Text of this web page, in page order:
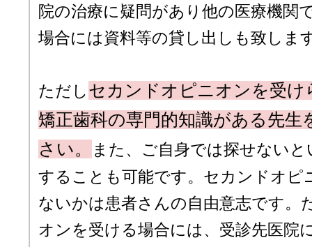
院の治療に疑問があり他の医療機関
場合には資料等の貸し出しも致しま
ただし セカンドオピニオンを受け
矯正歯科の専門的知識がある先生
さい。
また、ご自身では探せない
することも可能です。セカンドオピ
ないかは患者さんの自由意志です。
オンを受ける場合には、受診先医院